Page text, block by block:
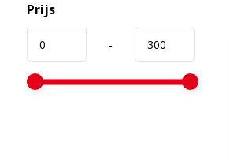
Prijs
-